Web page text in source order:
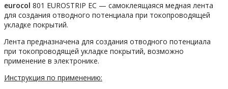
eurocol 801 EUROSTRIP EC — самоклеящаяся медная лента
для создания отводного потенциала при токопроводящей
укладке покрытий.
Лента предназначена для создания отводного потенциала
при токопроводящей укладке покрытий, возможно
применение в электронике.
Инструкция по применению: